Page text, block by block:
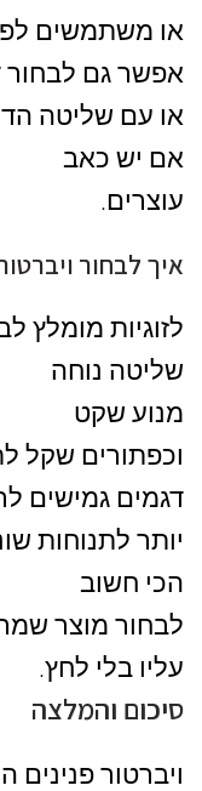
או משתמשים
אפשר גם לבחור
או עם שליטה
אם יש כאב
עוצרים.
איך לבחור
לזוגיות מומלץ
שליטה נוחה
מנוע שקט
וכפתורים שקל
דגמים גמישים
יותר לתנוחות
הכי חשוב
לבחור מוצר
עליו בלי לחץ.
סיכום והמלצה
ויברטור פנינים